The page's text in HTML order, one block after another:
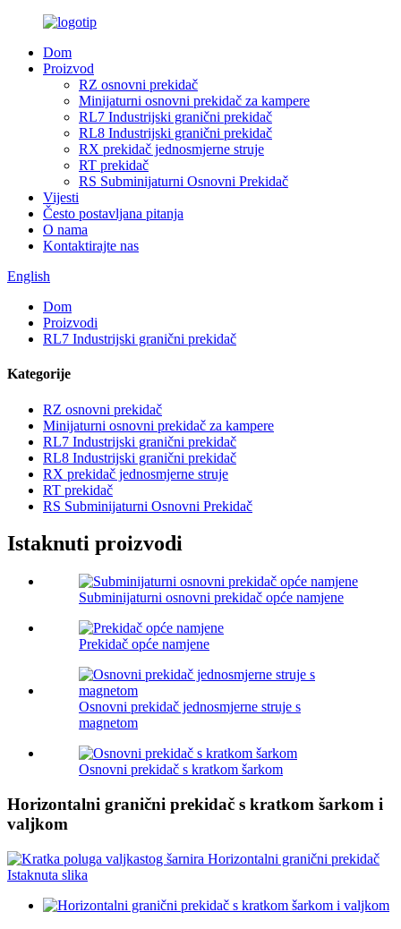
Dom
Proizvod
RZ osnovni prekidač
Minijaturni osnovni prekidač za kampere
RL7 Industrijski granični prekidač
RL8 Industrijski granični prekidač
RX prekidač jednosmjerne struje
RT prekidač
RS Subminijaturni Osnovni Prekidač
Vijesti
Često postavljana pitanja
O nama
Kontaktirajte nas
English
Dom
Proizvodi
RL7 Industrijski granični prekidač
Kategorije
RZ osnovni prekidač
Minijaturni osnovni prekidač za kampere
RL7 Industrijski granični prekidač
RL8 Industrijski granični prekidač
RX prekidač jednosmjerne struje
RT prekidač
RS Subminijaturni Osnovni Prekidač
Istaknuti proizvodi
Subminijaturni osnovni prekidač opće namjene
Prekidač opće namjene
Osnovni prekidač jednosmjerne struje s
magnetom
Osnovni prekidač s kratkom šarkom
Horizontalni granični prekidač s kratkom šarkom i
valjkom